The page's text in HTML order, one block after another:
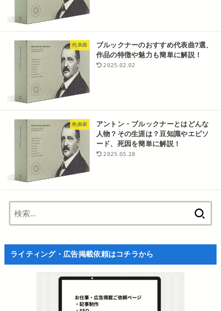
代表曲
ブルックナーのおすすめ代表曲7選、
作品の特徴や魅力も簡単に解説！
2025.02.02
作曲家
アントン・ブルックナーとはどんな
人物？その生涯は？豆知識やエピソ
ード、死因を簡単に解説！
2025.05.28
ライティング・広告掲載依頼はコチラから